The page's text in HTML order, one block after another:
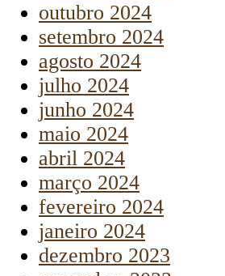
outubro 2024
setembro 2024
agosto 2024
julho 2024
junho 2024
maio 2024
abril 2024
março 2024
fevereiro 2024
janeiro 2024
dezembro 2023